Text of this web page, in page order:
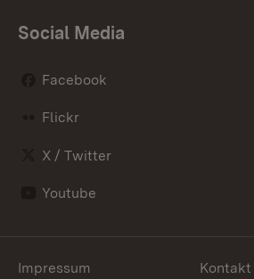
Social Media
Facebook
Flickr
X / Twitter
Youtube
Impressum Kontakt